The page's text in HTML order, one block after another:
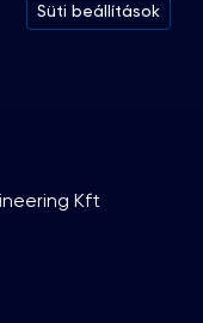
Süti beállítások
Kft